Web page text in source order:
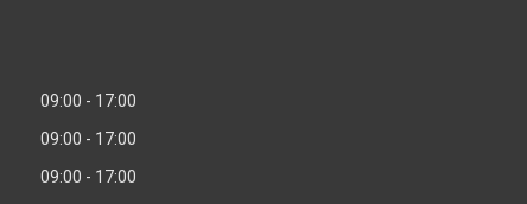
09:00
17:00
09:00
17:00
09:00
17:00